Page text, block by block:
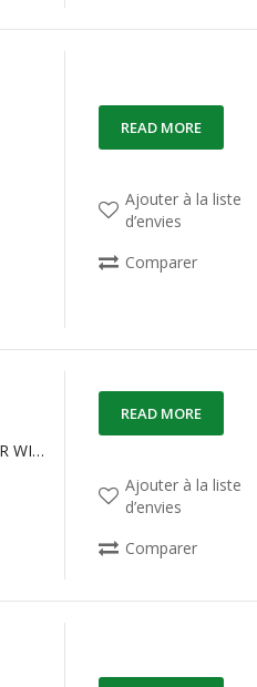
READ MORE
Ajouter à la liste
d’envies
Comparer
AM26LS31DC-B QUAD EIA–422 LINE DRIVER WITH THREE–STATE OUTPUTS
READ MORE
Ajouter à la liste
d’envies
Comparer